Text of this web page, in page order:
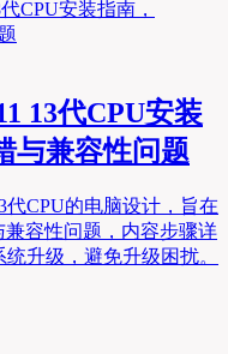
13代CPU安装
与兼容性问题
CPU的电脑设计，旨在
兼容性问题，内容步骤详
升级，避免升级困扰。